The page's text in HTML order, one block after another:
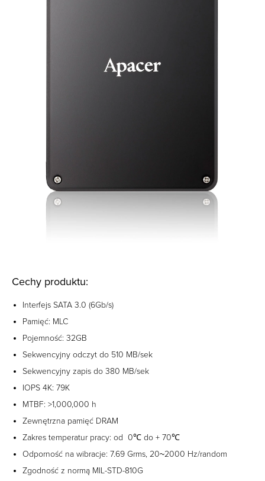
Cechy produktu:
Interfejs SATA 3.0 (6Gb/s)
Pamięć: MLC
Pojemność: 32GB
Sekwencyjny odczyt do 510 MB/sek
Sekwencyjny zapis do 380 MB/sek
IOPS 4K: 79K
MTBF: >1,000,000 h
Zewnętrzna pamięć DRAM
Zakres temperatur pracy: od 0℃ do + 70℃
Odporność na wibracje: 7.69 Grms, 20~2000 Hz/random
Zgodność z normą MIL-STD-810G